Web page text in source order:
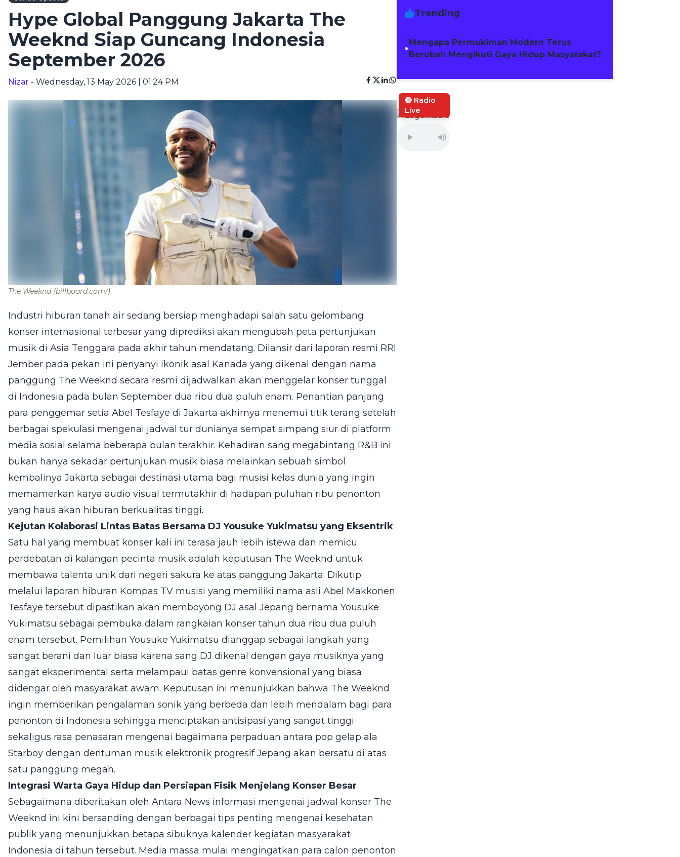
Hype Global Panggung Jakarta The
Weeknd Siap Guncang Indonesia
September 2026
Nizar - Wednesday, 13 May 2026 | 01:24 PM
The Weeknd (billboard.com/)
Industri hiburan tanah air sedang bersiap menghadapi salah satu gelombang
konser internasional terbesar yang diprediksi akan mengubah peta pertunjukan
musik di Asia Tenggara pada akhir tahun mendatang. Dilansir dari laporan resmi RRI
Jember pada pekan ini penyanyi ikonik asal Kanada yang dikenal dengan nama
panggung The Weeknd secara resmi dijadwalkan akan menggelar konser tunggal
di Indonesia pada bulan September dua ribu dua puluh enam. Penantian panjang
para penggemar setia Abel Tesfaye di Jakarta akhirnya menemui titik terang setelah
berbagai spekulasi mengenai jadwal tur dunianya sempat simpang siur di platform
media sosial selama beberapa bulan terakhir. Kehadiran sang megabintang R&B ini
bukan hanya sekadar pertunjukan musik biasa melainkan sebuah simbol
kembalinya Jakarta sebagai destinasi utama bagi musisi kelas dunia yang ingin
memamerkan karya audio visual termutakhir di hadapan puluhan ribu penonton
yang haus akan hiburan berkualitas tinggi.
Kejutan Kolaborasi Lintas Batas Bersama DJ Yousuke Yukimatsu yang Eksentrik
Satu hal yang membuat konser kali ini terasa jauh lebih istewa dan memicu
perdebatan di kalangan pecinta musik adalah keputusan The Weeknd untuk
membawa talenta unik dari negeri sakura ke atas panggung Jakarta. Dikutip
melalui laporan hiburan Kompas TV musisi yang memiliki nama asli Abel Makkonen
Tesfaye tersebut dipastikan akan memboyong DJ asal Jepang bernama Yousuke
Yukimatsu sebagai pembuka dalam rangkaian konser tahun dua ribu dua puluh
enam tersebut. Pemilihan Yousuke Yukimatsu dianggap sebagai langkah yang
sangat berani dan luar biasa karena sang DJ dikenal dengan gaya musiknya yang
sangat eksperimental serta melampaui batas genre konvensional yang biasa
didengar oleh masyarakat awam. Keputusan ini menunjukkan bahwa The Weeknd
ingin memberikan pengalaman sonik yang berbeda dan lebih mendalam bagi para
penonton di Indonesia sehingga menciptakan antisipasi yang sangat tinggi
sekaligus rasa penasaran mengenai bagaimana perpaduan antara pop gelap ala
Starboy dengan dentuman musik elektronik progresif Jepang akan bersatu di atas
satu panggung megah.
Integrasi Warta Gaya Hidup dan Persiapan Fisik Menjelang Konser Besar
Sebagaimana diberitakan oleh Antara News informasi mengenai jadwal konser The
Weeknd ini kini bersanding dengan berbagai tips penting mengenai kesehatan
publik yang menunjukkan betapa sibuknya kalender kegiatan masyarakat
Indonesia di tahun tersebut. Media massa mulai mengingatkan para calon penonton
Trending
Mengapa Permukiman Modern Terus
Berubah Mengikuti Gaya Hidup Masyarakat?
🔴 Radio
Live